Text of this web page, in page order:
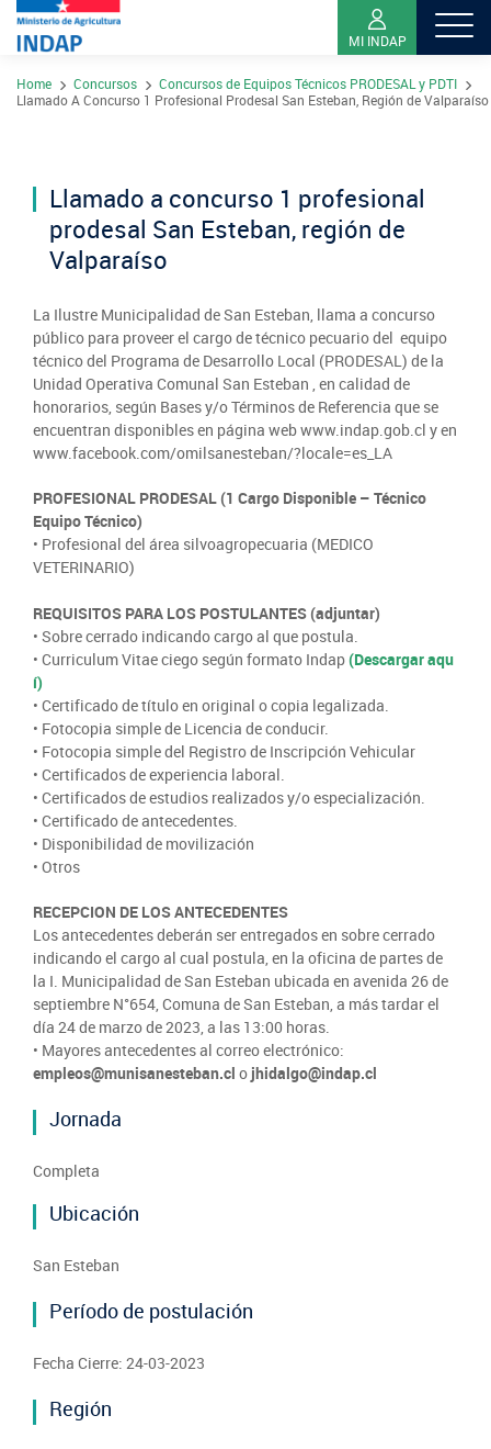
MI INDAP
Sobre INDAP
Sea usuario INDAP
Gestión y Presupuesto
Consultores de Riego
Registro nacional SIRSD-S
Nómina consultores de Riego
Registro Ley 19.862
Oficina virtual de atención ciudadana
Indicadores de Gestión
Trabaje en INDAP
Programa Desarrollo Territorial Indígena
Programa de Asociatividad Económica
Sustentabilidad de los suelos SIRSD-S
Programa Desarrollo Inversiones - PDI
Programa desarrollo local - Prodesal
Servicio de Asesoría Técnica - SAT
Programa de Alianzas Productivas
Crédito Corto Plazo
Concursos de Fomento
Red Tiendas Mundo Rural
Mercado Campesinos
Expomundorural
Turismo Rural
SIPAN
Sitios Regionales
Tarapacá
Antofagasta
Atacama
Metropolitana
O'Higgins
Maule
Los Ríos
Los Lagos
Aysén
Magallanes
Sala de Prensa
Noticias
Videos
Podcast
Seminarios
Biblioteca
Contacto de Prensa
Suscríbase a nuestras noticias
Videos
Podcast
Fotografía
Biblioteca
Nuestras Redes sociales
INDAP Agustinas 1465, Santiago de Chile
Teléfono:+56 2 2303 8000
Home Concursos
Concursos de Equipos Técnicos PRODESAL y PDTI
Llamado A Concurso 1 Profesional Prodesal San Esteban, Región de Valparaíso
Llamado a concurso 1 profesional
prodesal San Esteban, región de
Valparaíso
La Ilustre Municipalidad de San Esteban, llama a concurso
público para proveer el cargo de técnico pecuario del equipo
técnico del Programa de Desarrollo Local (PRODESAL) de la
Unidad Operativa Comunal San Esteban , en calidad de
honorarios, según Bases y/o Términos de Referencia que se
encuentran disponibles en página web www.indap.gob.cl y en
www.facebook.com/omilsanesteban/?locale=es_LA
PROFESIONAL PRODESAL (1 Cargo Disponible – Técnico
Equipo Técnico)
• Profesional del área silvoagropecuaria (MEDICO
VETERINARIO)
REQUISITOS PARA LOS POSTULANTES (adjuntar)
• Sobre cerrado indicando cargo al que postula.
• Curriculum Vitae ciego según formato Indap(Descargar aqu
í)
• Certificado de título en original o copia legalizada.
• Fotocopia simple de Licencia de conducir.
• Fotocopia simple del Registro de Inscripción Vehicular
• Certificados de experiencia laboral.
• Certificados de estudios realizados y/o especialización.
• Certificado de antecedentes.
• Disponibilidad de movilización
• Otros
RECEPCION DE LOS ANTECEDENTES
Los antecedentes deberán ser entregados en sobre cerrado
indicando el cargo al cual postula, en la oficina de partes de
la I. Municipalidad de San Esteban ubicada en avenida 26 de
septiembre N°654, Comuna de San Esteban, a más tardar el
día 24 de marzo de 2023, a las 13:00 horas.
• Mayores antecedentes al correo electrónico:
empleos@munisanesteban.cl o jhidalgo@indap.cl
Jornada
Completa
Ubicación
San Esteban
Período de postulación
Fecha Cierre: 24-03-2023
Región